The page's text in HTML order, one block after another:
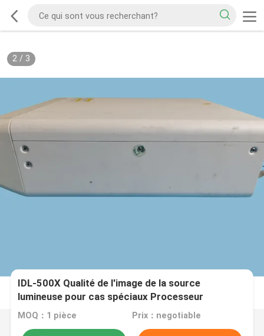
2/ 3
IDL-500X Qualité de l'image de la source
lumineuse pour cas spéciaux Processeur
d'endoscopie
MOQ：1 pièce Prix：negotiable